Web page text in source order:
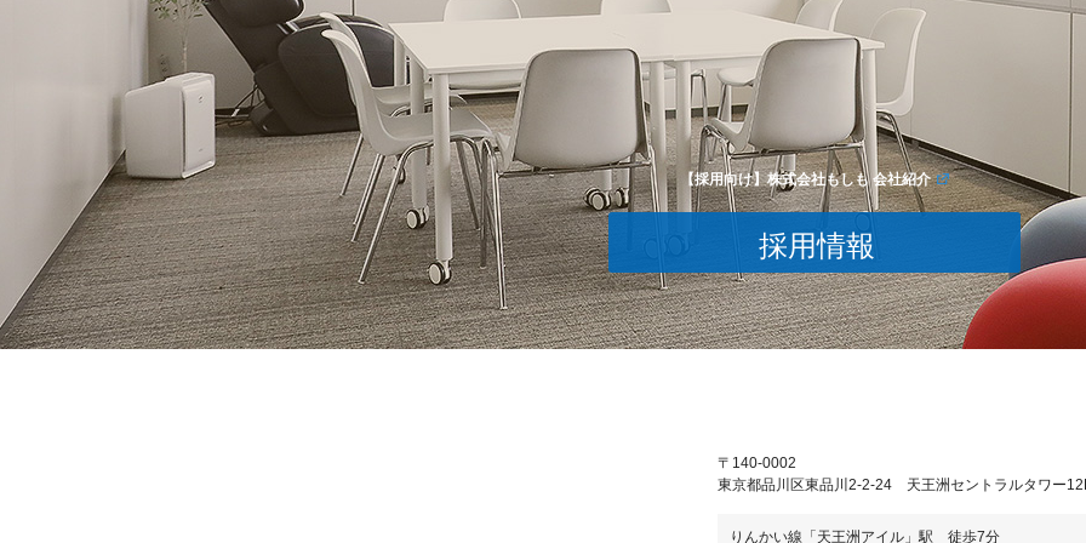
【採用向け】株式会社もしも 会社紹介
採用情報
〒140-0002
東京都品川区東品川2-2-24 天王洲セントラルタワー
りんかい線「天王洲アイル」駅 徒歩7分